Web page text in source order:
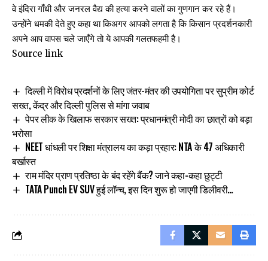
वे इंदिरा गाँधी और जनरल वैद्य की हत्या करने वालों का गुणगान कर रहे हैं।
उन्होंने धमकी देते हुए कहा था किअगर आपको लगता है कि किसान प्रदर्शनकारी
अपने आप वापस चले जाएँगे तो ये आपकी गलतफहमी है।
Source link
दिल्ली में विरोध प्रदर्शनों के लिए जंतर-मंतर की उपयोगिता पर सुप्रीम कोर्ट
सख्त, केंद्र और दिल्ली पुलिस से मांगा जवाब
पेपर लीक के खिलाफ सरकार सख्त: प्रधानमंत्री मोदी का छात्रों को बड़ा
भरोसा
NEET धांधली पर शिक्षा मंत्रालय का कड़ा प्रहार: NTA के 47 अधिकारी
बर्खास्त
राम मंदिर प्राण प्रतिष्ठा के बंद रहेंगे बैंक? जाने कहा-कहा छुट्टी
TATA Punch EV SUV हुई लॉन्च, इस दिन शुरू हो जाएगी डिलीवरी…